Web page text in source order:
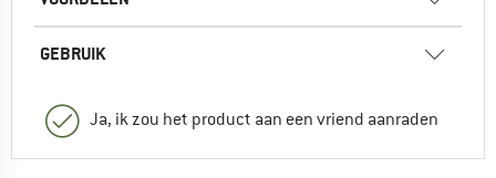
GEBRUIK
Ja, ik zou het product aan een vriend aanraden